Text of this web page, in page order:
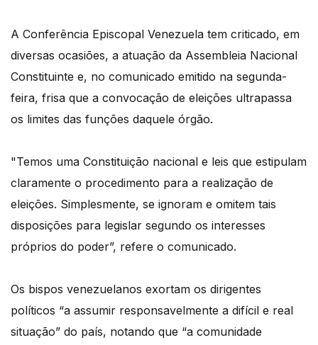
A Conferência Episcopal Venezuela tem criticado, em
diversas ocasiões, a atuação da Assembleia Nacional
Constituinte e, no comunicado emitido na segunda-
feira, frisa que a convocação de eleições ultrapassa
os limites das funções daquele órgão.
"Temos uma Constituição nacional e leis que estipulam
claramente o procedimento para a realização de
eleições. Simplesmente, se ignoram e omitem tais
disposições para legislar segundo os interesses
próprios do poder”, refere o comunicado.
Os bispos venezuelanos exortam os dirigentes
políticos “a assumir responsavelmente a difícil e real
situação” do país, notando que “a comunidade